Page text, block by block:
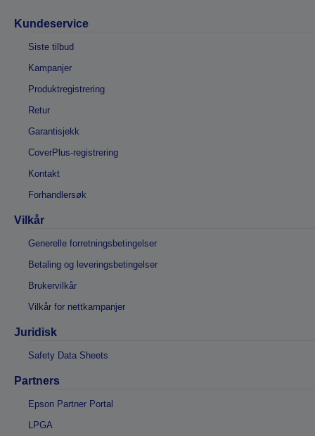
Kundeservice
Siste tilbud
Kampanjer
Produktregistrering
Retur
Garantisjekk
CoverPlus-registrering
Kontakt
Forhandlersøk
Vilkår
Generelle forretningsbetingelser
Betaling og leveringsbetingelser
Brukervilkår
Vilkår for nettkampanjer
Juridisk
Safety Data Sheets
Partners
Epson Partner Portal
LPGA